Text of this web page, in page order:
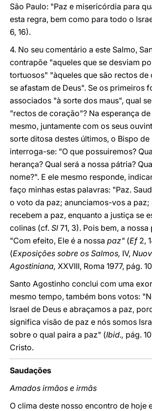
São Paulo: "Paz e misericórdia para
esta regra, bem como para todo o
6, 16).
4. No seu comentário a este Salmo,
contrapõe "aqueles que se desviam
tortuosos" "àqueles que são rectos de
se afastam de Deus". Se os primeiros
associados "à sorte dos maus", qual
"rectos de coração"? Na esperança
mesmo, juntamente com os seus
sorte ditosa destes últimos, o Bispo de
interroga-se: "O que possuiremos?
herança? Qual será a nossa pátria?
nome?". E ele mesmo responde,
faço minhas estas palavras: "Paz.
o voto da paz; anunciamos-vos a paz;
recebem a paz, enquanto a justiça se
colinas (cf. Sl 71, 3). Pois bem, a
"Com efeito, Ele é a nossa paz" (Ef2,
(Exposições sobre os Salmos, IV,
Agostiniana, XXVIII, Roma 1977, pág.
Santo Agostinho conclui com uma
mesmo tempo, também bons votos:
Israel de Deus e abraçamos a paz,
significa visão de paz e nós somos
sobre o qual paira a paz" (Ibid., pág.
Cristo.
Saudações
Amados irmãos e irmãs
O clima deste nosso encontro de hoje